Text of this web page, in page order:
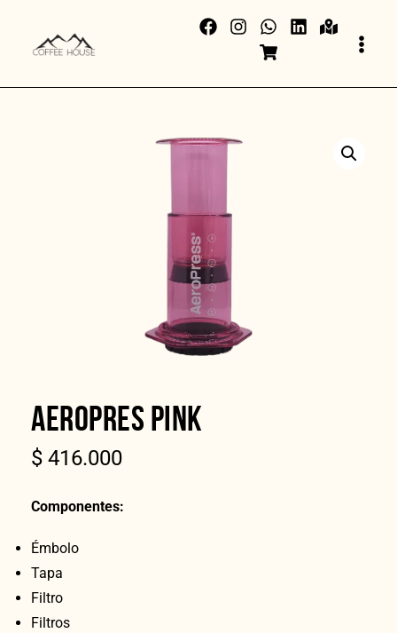
AEROPRES PINK
$ 416.000
Componentes:
Émbolo
Tapa
Filtro
Filtros